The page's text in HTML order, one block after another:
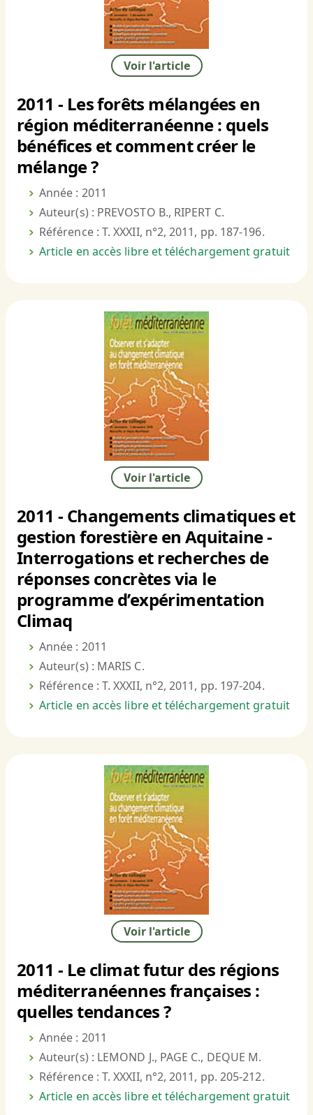
Voir l'article
2011 - Les forêts mélangées en
région méditerranéenne : quels
bénéfices et comment créer le
mélange ?
Année : 2011
Auteur(s) : PREVOSTO B., RIPERT C.
Référence : T. XXXII, n°2, 2011, pp. 187-196.
Article en accès libre et téléchargement gratuit
Voir l'article
2011 - Changements climatiques et
gestion forestière en Aquitaine -
Interrogations et recherches de
réponses concrètes via le
programme d’expérimentation
Climaq
Année : 2011
Auteur(s) : MARIS C.
Référence : T. XXXII, n°2, 2011, pp. 197-204.
Article en accès libre et téléchargement gratuit
Voir l'article
2011 - Le climat futur des régions
méditerranéennes françaises :
quelles tendances ?
Année : 2011
Auteur(s) : LEMOND J., PAGE C., DEQUE M.
Référence : T. XXXII, n°2, 2011, pp. 205-212.
Article en accès libre et téléchargement gratuit